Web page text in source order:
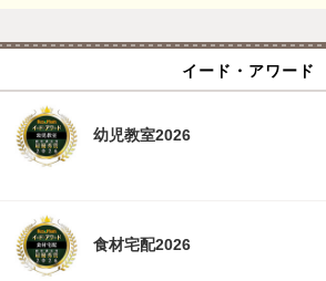
イード・アワード
幼児教室2026
食材宅配2026